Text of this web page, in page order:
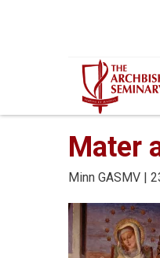
Mater
Minn GASMV |